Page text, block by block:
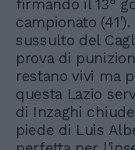
firmando il 13°
campionato
sussulto del
prova di
restano vivi ma
questa Lazio
di Inzaghi
piede di Luis